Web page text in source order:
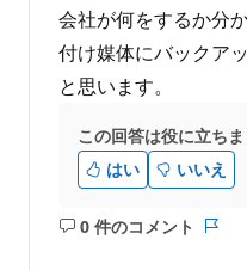
会社が何をするか分
付け媒体にバックア
と思います。
この回答は役に立ち
はい
いいえ
0 件のコメント
コ